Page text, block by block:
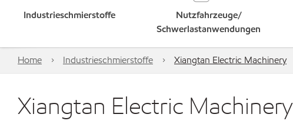
Industrieschmierstoffe
Nutzfahrzeuge/
Schwerlastanwendungen
Home Industrieschmierstoffe Xiangtan Electric Machinery
Xiangtan Electric Machinery